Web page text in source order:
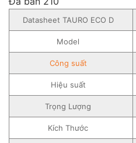
Datasheet TAURO ECO D
Model
Công suất
Hiệu suất
Trọng Lượng
Kích Thước